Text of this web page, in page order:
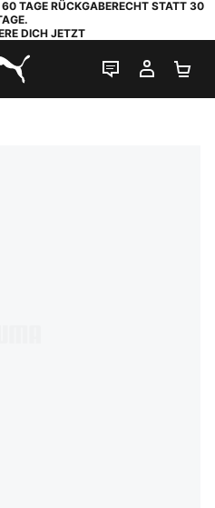
TAGE RÜCKGABERECHT STATT 30
DICH JETZT
LIVE-CHAT
MEIN